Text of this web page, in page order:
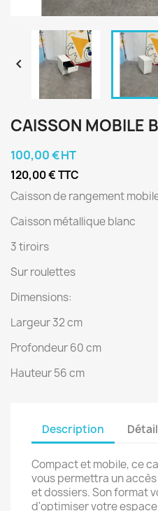

CAISSON MOBILE
100,00 € HT
120,00 € TTC
Caisson de rangement
Caisson métallique blanc
3 tiroirs
Sur roulettes
Dimensions:
Largeur 32 cm
Profondeur 60 cm
Hauteur 56 cm
Description
Compact et mobile, ce
vous permettra un
et dossiers. Son format
d'optimiser votre